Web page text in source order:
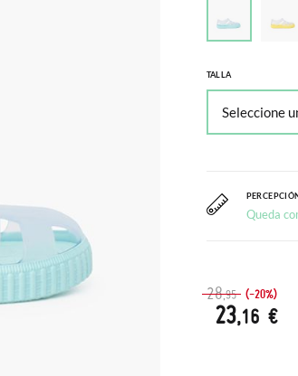
TALLA
Queda
28,95 (-20%)
23,16 €